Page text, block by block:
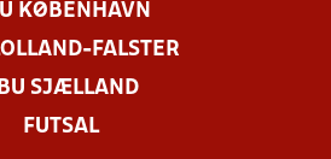
KØBENHAVN
FALSTER
SJÆLLAND
FUTSAL